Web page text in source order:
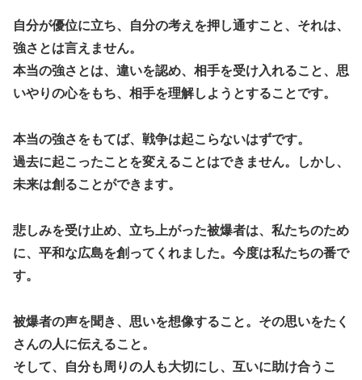
自分が優位に立ち、自分の考えを押し通すこと、それは、
強さとは言えません。
本当の強さとは、違いを認め、相手を受け入れること、思
いやりの心をもち、相手を理解しようとすることです。
本当の強さをもてば、戦争は起こらないはずです。
過去に起こったことを変えることはできません。しかし、
未来は創ることができます。
悲しみを受け止め、立ち上がった被爆者は、私たちのため
に、平和な広島を創ってくれました。今度は私たちの番で
す。
被爆者の声を聞き、思いを想像すること。その思いをたく
さんの人に伝えること。
そして、自分も周りの人も大切にし、互いに助け合うこ